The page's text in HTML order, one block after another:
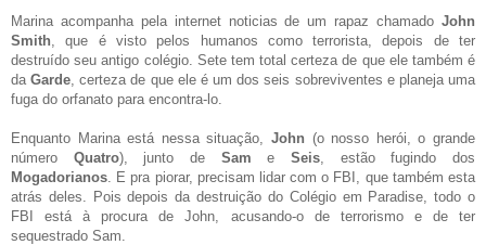
Marina acompanha pela internet noticias de um rapaz chamado John
Smith , que é visto pelos humanos como terrorista, depois de ter
destruído seu antigo colégio. Sete tem total certeza de que ele também é
daGarde , certeza de que ele é um dos seis sobreviventes e planeja uma
fuga do orfanato para encontra-lo.
Enquanto Marina está nessa situação, John (o nosso herói, o grande
número Quatro), junto de Sam eSeis , estão fugindo dos
Mogadorianos . E pra piorar, precisam lidar com o FBI, que também esta
atrás deles. Pois depois da destruição do Colégio em Paradise, todo o
FBI está à procura de John, acusando-o de terrorismo e de ter
sequestrado Sam.